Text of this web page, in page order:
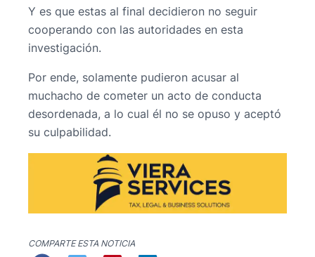
Y es que estas al final decidieron no seguir
cooperando con las autoridades en esta
investigación.
Por ende, solamente pudieron acusar al
muchacho de cometer un acto de conducta
desordenada, a lo cual él no se opuso y aceptó
su culpabilidad.
COMPARTE ESTA NOTICIA